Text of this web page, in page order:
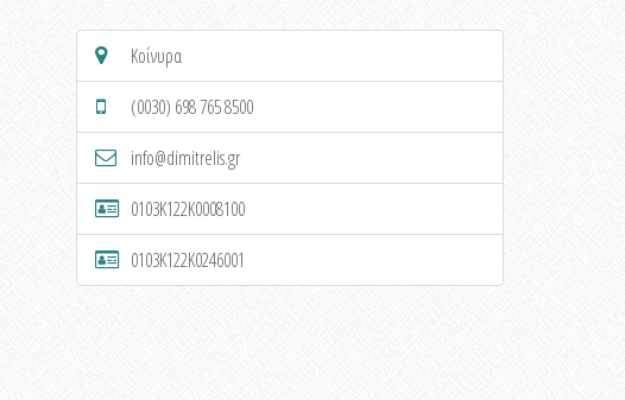
Κοίνυρα
(0030) 698 765 8500
info@dimitrelis.gr
0103K122K0008100
0103K122K0246001